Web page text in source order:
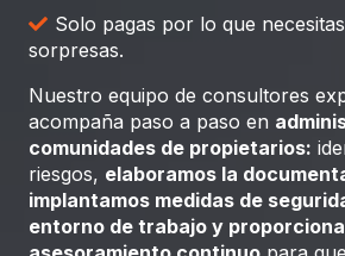
Solo pagas por lo que
sorpresas.
Nuestro equipo de consultores
acompaña paso a paso en
comunidades de propietarios:
riesgos, elaboramos la
implantamos medidas de
entorno de trabajo y